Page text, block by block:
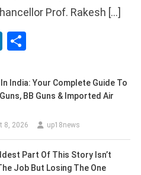
Prof. Rakesh […]
LinkedIn
India: Your Complete Guide To
BB Guns & Imported Air
8, 2026 up18news
Part Of This Story Isn’t
Job But Losing The One